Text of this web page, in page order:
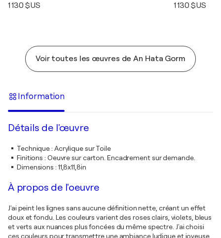
1 130 $US 1 130 $US
Voir toutes les œuvres de An Hata Gorm
Information
Détails de l'œuvre
Technique: Acrylique sur Toile
Finitions : Oeuvre sur carton. Encadrement sur demande.
Dimensions : 11,8x11,8in
À propos de l'oeuvre
J'ai peint les lignes sans aucune définition nette, créant un effet
doux et fondu. Les couleurs varient des roses clairs, violets, bleus
et verts aux nuances plus foncées du même spectre. J'ai choisi
ces couleurs pour transmettre une ambiance ludique et joyeuse.